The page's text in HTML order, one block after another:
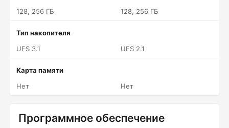
128, 256 ГБ
128, 256 ГБ
Тип накопителя
UFS 3.1
UFS 2.1
Карта памяти
Нет
Нет
Программное обеспечение